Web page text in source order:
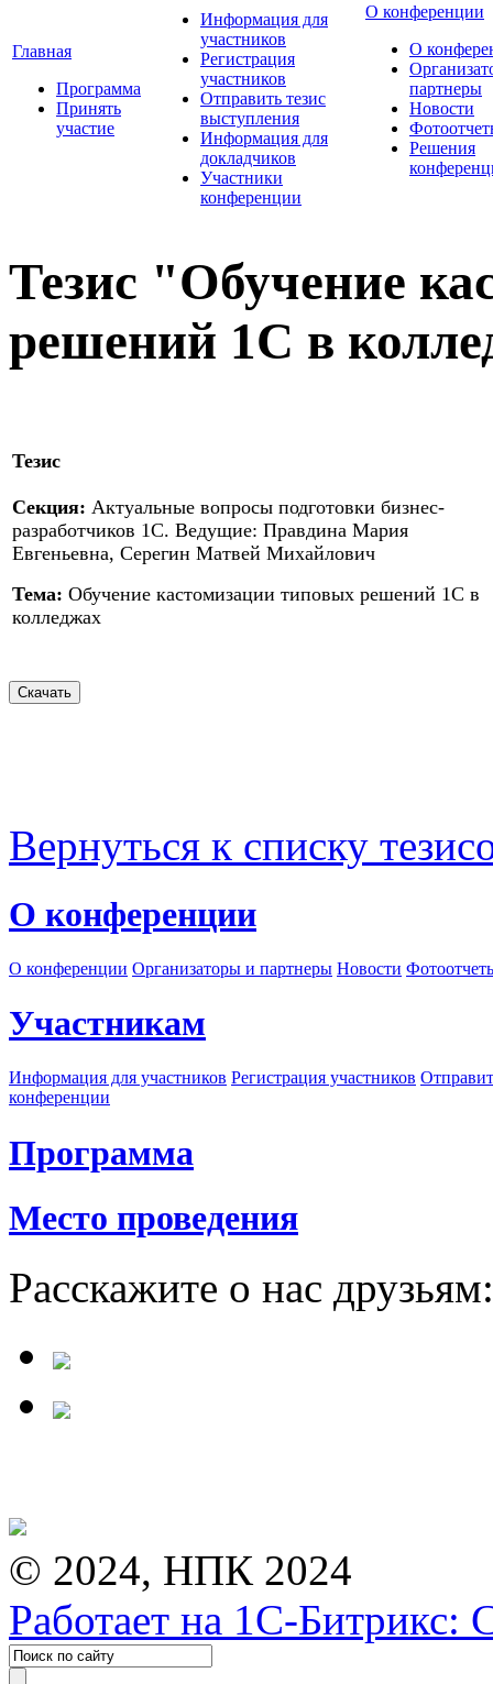
Главная
Программа
Принять
участие
Информация для
участников
Регистрация
участников
Отправить тезис
выступления
Информация для
докладчиков
Участники
конференции
О конференции
О
партнеры
Новости
Решения
Тезис "Обучение
решений 1С в
Тезис
Секция: Актуальные вопросы подготовки бизнес-
разработчиков 1С. Ведущие: Правдина Мария
Евгеньевна, Серегин Матвей Михайлович
Тема: Обучение кастомизации типовых решений 1С в
колледжах
Вернуться к списку
О конференции
О конференции Организаторы и партнеры Новости
Участникам
Информация для участников Регистрация участников
конференции
Программа
Место проведения
Расскажите о нас друзьям:
© 2024, НПК 2024
Работает на 1С-Битрикс: